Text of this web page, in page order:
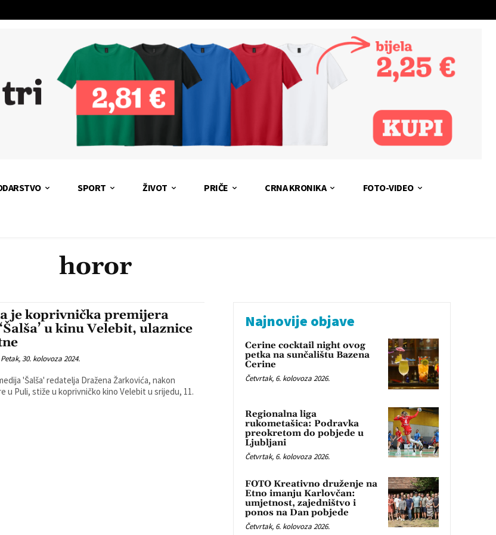
SPORT ŽIVOT PRIČE CRNA KRONIKA FOTO-VIDEO
horor
je koprivnička premijera
u kinu Velebit, ulaznice
Petak, 30. kolovoza 2024.
'Šalša' redatelja Dražena Žarkovića, nakon
u Puli, stiže u koprivničko kino Velebit u srijedu, 11.
Najnovije objave
Cerine cocktail night ovog
petka na sunčalištu Bazena
Cerine
Četvrtak, 6. kolovoza 2026.
Regionalna liga
rukometašica: Podravka
preokretom do pobjede u
Ljubljani
Četvrtak, 6. kolovoza 2026.
FOTO Kreativno druženje na
Etno imanju Karlovčan:
umjetnost, zajedništvo i
ponos na Dan pobjede
Četvrtak, 6. kolovoza 2026.